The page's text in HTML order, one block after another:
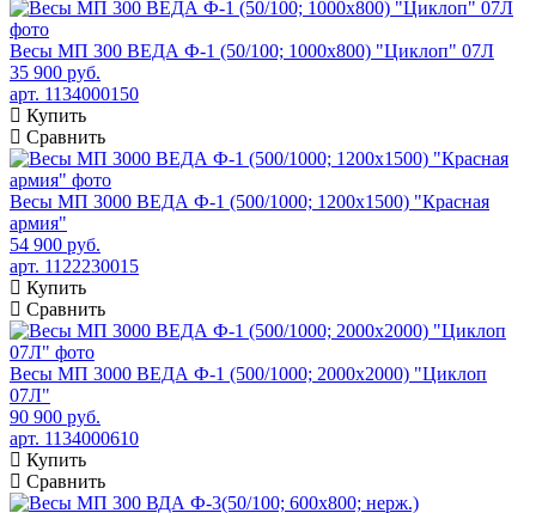
Весы МП 300 ВЕДА Ф-1 (50/100; 1000х800) "Циклоп" 07Л
35 900 руб.
арт. 1134000150
Купить
Сравнить
Весы МП 3000 ВЕДА Ф-1 (500/1000; 1200х1500) "Красная
армия"
54 900 руб.
арт. 1122230015
Купить
Сравнить
Весы МП 3000 ВЕДА Ф-1 (500/1000; 2000х2000) "Циклоп
07Л"
90 900 руб.
арт. 1134000610
Купить
Сравнить